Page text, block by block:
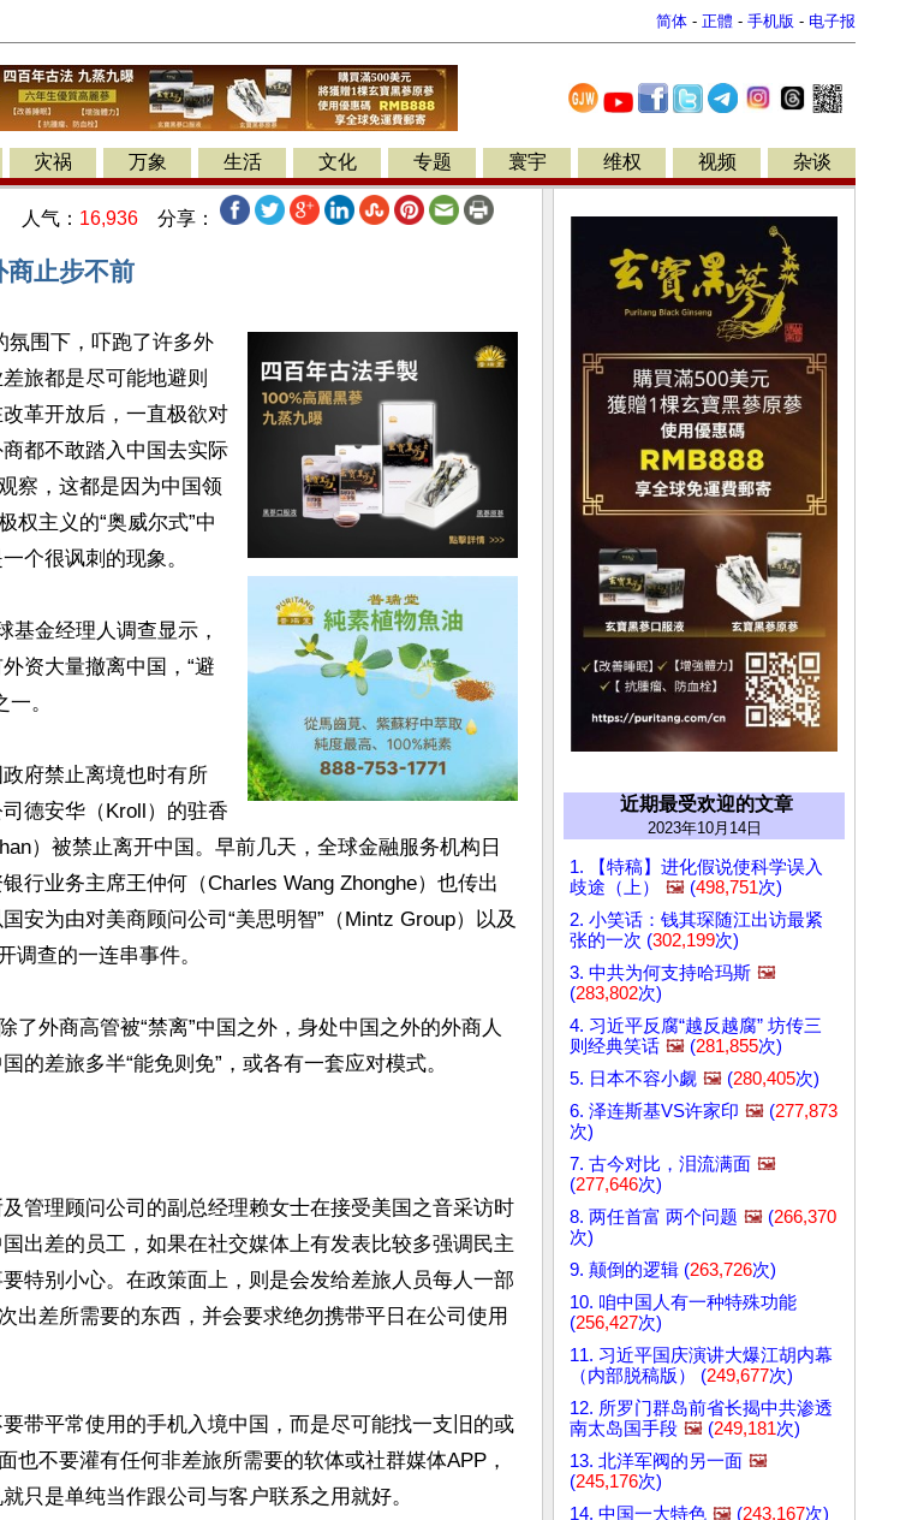
简体 - 正體 - 手机版 - 电子报
灾祸 万象 生活 文化 专题 寰宇 维权 视频 杂谈
人气： 16,936 分享：
商止步不前
氛围下，吓跑了许多外
旅都是尽可能地避则
革开放后，一直极欲对
都不敢踏入中国去实际
察，这都是因为中国领
权主义的“奥威尔式”中
个很讽刺的现象。
基金经理人调查显示，
资大量撤离中国，“避
。
府禁止离境也时有所
德安华（Kroll）的驻香
）被禁止离开中国。早前几天，全球金融服务机构日
行业务主席王仲何（Charles Wang Zhonghe）也传出
安为由对美商顾问公司“美思明智”（Mintz Group）以及
调查的一连串事件。
了外商高管被“禁离”中国之外，身处中国之外的外商人
的差旅多半“能免则免”，或各有一套应对模式。
管理顾问公司的副总经理赖女士在接受美国之音采访时
出差的员工，如果在社交媒体上有发表比较多强调民主
特别小心。在政策面上，则是会发给差旅人员每人一部
出差所需要的东西，并会要求绝勿携带平日在公司使用
带平常使用的手机入境中国，而是尽可能找一支旧的或
也不要灌有任何非差旅所需要的软体或社群媒体APP，
只是单纯当作跟公司与客户联系之用就好。
近期最受欢迎的文章
2023年10月14日
1. 【特稿】进化假说使科学误入
歧途（上）
🖼️ (498,751次)
2. 小笑话：钱其琛随江出访最紧
张的一次 (302,199次)
3. 中共为何支持哈玛斯 🖼️
(283,802次)
4. 习近平反腐“越反越腐” 坊传三
则经典笑话 🖼️ (281,855次)
5. 日本不容小觑 🖼️ (280,405次)
6. 泽连斯基VS许家印 🖼️ (277,873
次)
7. 古今对比，泪流满面 🖼️
(277,646次)
8. 两任首富 两个问题 🖼️ (266,370
次)
9. 颠倒的逻辑 (263,726次)
10. 咱中国人有一种特殊功能
(256,427次)
11. 习近平国庆演讲大爆江胡内幕
（内部脱稿版） (249,677次)
12. 所罗门群岛前省长揭中共渗透
南太岛国手段 🖼️ (249,181次)
13. 北洋军阀的另一面 🖼️
(245,176次)
14. 中国一大特色 🖼️ (243,167次)